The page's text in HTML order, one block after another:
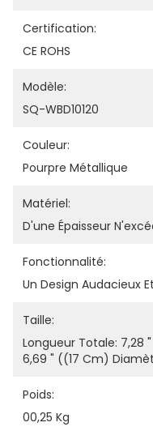
Certification:
CE ROHS
Modèle:
SQ-WBD10120
Couleur:
Pourpre Métallique
Matériel:
D'une Épaisseur
Fonctionnalité:
Un Design Audacieux
Taille:
Longueur Totale: 7,28
6,69 " ((17 Cm)
Poids:
00,25 Kg